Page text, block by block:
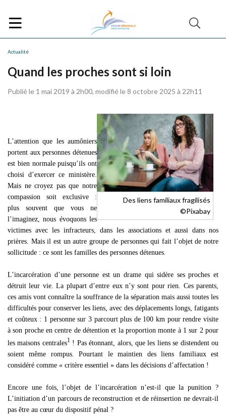
Actualité
Quand les proches sont si loin
Publié le 1 mai 2019 à 2h00, modifié le 8 octobre 2025 à 22h11
Des liens familiaux fragilisés
©Pixabay
L’attention que les aumôniers
portent aux personnes détenues
est bien normale puisqu’ils ont
choisi d’exercer ce ministère.
Mais ne croyez pas que notre
compassion soit exclusive :
plus souvent que vous ne
l’imaginez, nous évoquons les
victimes avec les infracteurs, dans les associations et aussi dans nos
prières. Mais il est un autre groupe de personnes qui fait l’objet de notre
sollicitude : ce sont les familles des personnes détenues.
L’incarcération d’une personne est un drame qui sidère ses proches et
détruit leur vie. La plupart d’entre eux n’y sont pour rien. Ces parents,
ces amis vont connaître la souffrance de la séparation mais aussi toutes les
difficultés pour conserver les liens, avec des déplacements longs, fatigants
et coûteux : 1 personne sur 3 parcourt plus de 100 km pour rendre visite
à son proche en centre de détention et la proportion monte à 1 sur 2 pour
les maisons centrales1! Pas étonnant, alors, que les liens se distendent ou
soient même rompus. Pourtant le maintien des liens familiaux est
considéré comme « critère essentiel » dans les décisions d’affectation !
Encore une fois, l’objet de l’incarcération n’est-il que la punition ?
L’initiation d’un parcours de reconstruction et de réinsertion ne devrait-il
pas être au cœur du dispositif pénal ?